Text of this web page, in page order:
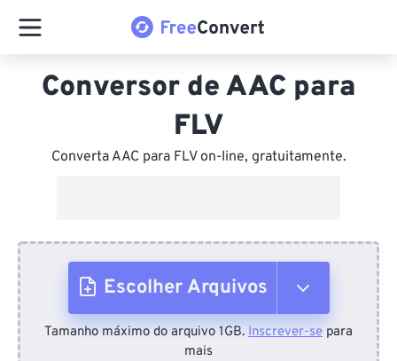
Conversor de AAC para
FLV
Converta AAC para FLV on-line, gratuitamente.
Escolher Arquivos
Do dispositivo
Tamanho máximo do arquivo 1GB. Inscrever-se para
mais